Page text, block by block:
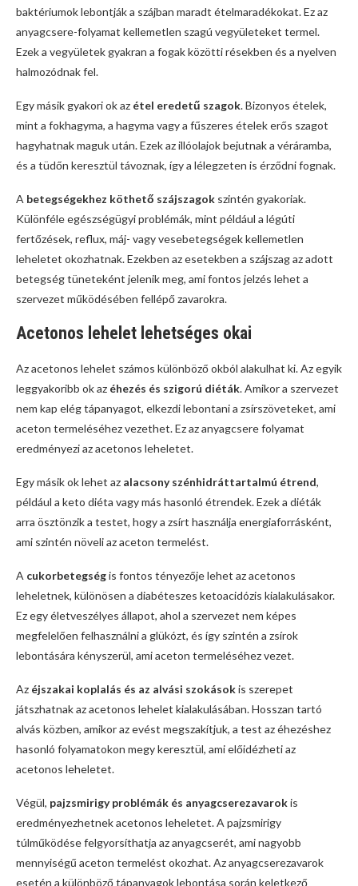
baktériumok lebontják a szájban maradt ételmaradékokat. Ez az
anyagcsere-folyamat kellemetlen szagú vegyületeket termel.
Ezek a vegyületek gyakran a fogak közötti résekben és a nyelven
halmozódnak fel.
Egy másik gyakori ok az étel eredetű szagok. Bizonyos ételek,
mint a fokhagyma, a hagyma vagy a fűszeres ételek erős szagot
hagyhatnak maguk után. Ezek az illóolajok bejutnak a véráramba,
és a tüdőn keresztül távoznak, így a lélegzeten is érződni fognak.
A betegségekhez köthető szájszagok szintén gyakoriak.
Különféle egészségügyi problémák, mint például a légúti
fertőzések, reflux, máj- vagy vesebetegségek kellemetlen
leheletet okozhatnak. Ezekben az esetekben a szájszag az adott
betegség tüneteként jelenik meg, ami fontos jelzés lehet a
szervezet működésében fellépő zavarokra.
Acetonos lehelet lehetséges okai
Az acetonos lehelet számos különböző okból alakulhat ki. Az egyik
leggyakoribb ok az éhezés és szigorú diéták. Amikor a szervezet
nem kap elég tápanyagot, elkezdi lebontani a zsírszöveteket, ami
aceton termeléséhez vezethet. Ez az anyagcsere folyamat
eredményezi az acetonos leheletet.
Egy másik ok lehet az alacsony szénhidráttartalmú étrend,
például a keto diéta vagy más hasonló étrendek. Ezek a diéták
arra ösztönzik a testet, hogy a zsírt használja energiaforrásként,
ami szintén növeli az aceton termelést.
A cukorbetegségis fontos tényezője lehet az acetonos
leheletnek, különösen a diabéteszes ketoacidózis kialakulásakor.
Ez egy életveszélyes állapot, ahol a szervezet nem képes
megfelelően felhasználni a glükózt, és így szintén a zsírok
lebontására kényszerül, ami aceton termeléséhez vezet.
Az éjszakai koplalás és az alvási szokásokis szerepet
játszhatnak az acetonos lehelet kialakulásában. Hosszan tartó
alvás közben, amikor az evést megszakítjuk, a test az éhezéshez
hasonló folyamatokon megy keresztül, ami előidézheti az
acetonos leheletet.
Végül, pajzsmirigy problémák és anyagcserezavarokis
eredményezhetnek acetonos leheletet. A pajzsmirigy
túlműködése felgyorsíthatja az anyagcserét, ami nagyobb
mennyiségű aceton termelést okozhat. Az anyagcserezavarok
esetén a különböző tápanyagok lebontása során keletkező